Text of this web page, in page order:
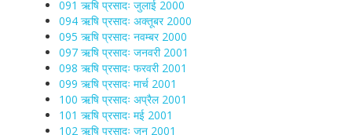
091 ऋषि प्रसादः जुलाई 2000
094 ऋषि प्रसादः अक्तूबर 2000
095 ऋषि प्रसादः नवम्बर 2000
097 ऋषि प्रसादः जनवरी 2001
098 ऋषि प्रसादः फरवरी 2001
099 ऋषि प्रसादः मार्च 2001
100 ऋषि प्रसादः अप्रैल 2001
101 ऋषि प्रसादः मई 2001
102 ऋषि प्रसादः जून 2001